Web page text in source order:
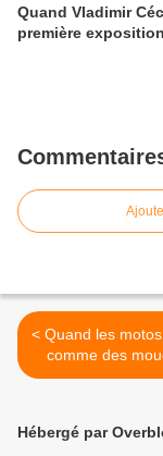
Quand Vladimir
première
< Quand les motos tombent
comme des
Hébergé par